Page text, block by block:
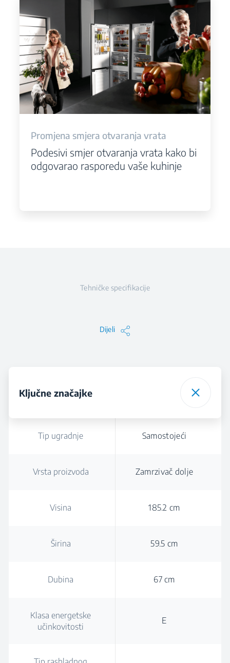
Promjena smjera otvaranja vrata
Podesivi smjer otvaranja vrata kako bi
odgovarao rasporedu vaše kuhinje
Tehničke specifikacije
Dijeli
Ključne značajke
Tip ugradnje Samostojeći
Vrsta proizvoda Zamrzivač dolje
Visina 185.2 cm
Širina 59.5 cm
Dubina 67 cm
Klasa energetske
učinkovitosti
E